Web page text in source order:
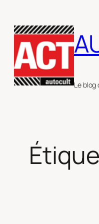
au
contenu
Le